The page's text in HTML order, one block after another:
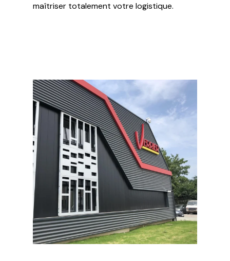
Votre panier est vide.
ALLER À LA BOUTIQUE
maîtriser totalement votre logistique.